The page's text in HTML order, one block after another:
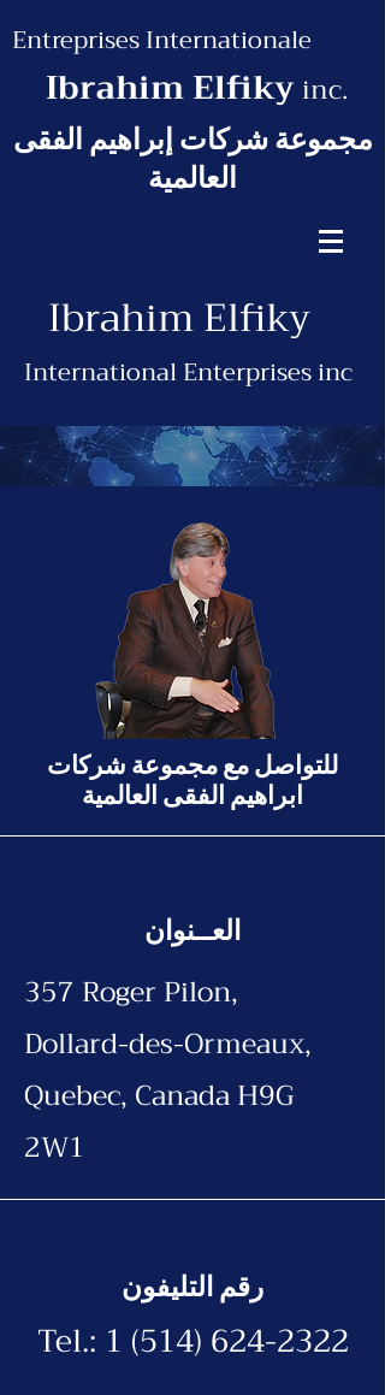
Entreprises Internationale
Ibrahim Elfikyinc.
مجموعة شركات إبراهيم الفقى
العالمية
Ibrahim Elfiky
International Enterprises inc
للتواصل مع مجموعة شركات
ابراهيم الفقى العالمية
العــنوان
357 Roger Pilon,
Dollard-des-Ormeaux,
Quebec, Canada H9G
2W1
رقم التليفون
Tel.: 1 (514) 624-2322